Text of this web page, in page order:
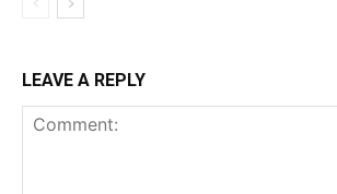
LEAVE A REPLY